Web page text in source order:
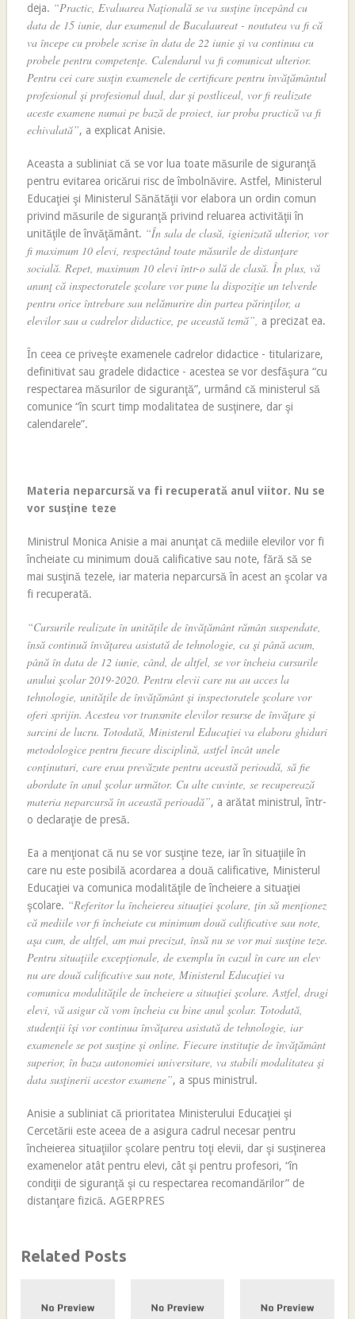
deja. “Practic, Evaluarea Naţională se va susţine începând cu
data de 15 iunie, dar examenul de Bacalaureat - noutatea va fi că
va începe cu probele scrise în data de 22 iunie şi va continua cu
probele pentru competenţe. Calendarul va fi comunicat ulterior.
Pentru cei care susţin examenele de certificare pentru învăţământul
profesional şi profesional dual, dar şi postliceal, vor fi realizate
aceste examene numai pe bază de proiect, iar proba practică va fi
echivalată”, a explicat Anisie.
Aceasta a subliniat că se vor lua toate măsurile de siguranţă
pentru evitarea oricărui risc de îmbolnăvire. Astfel, Ministerul
Educaţiei şi Ministerul Sănătăţii vor elabora un ordin comun
privind măsurile de siguranţă privind reluarea activităţii în
unităţile de învăţământ. “În sala de clasă, igienizată ulterior, vor
fi maximum 10 elevi, respectând toate măsurile de distanţare
socială. Repet, maximum 10 elevi într-o sală de clasă. În plus, vă
anunţ că inspectoratele şcolare vor pune la dispoziţie un telverde
pentru orice întrebare sau nelămurire din partea părinţilor, a
elevilor sau a cadrelor didactice, pe această temă”, a precizat ea.
În ceea ce priveşte examenele cadrelor didactice - titularizare,
definitivat sau gradele didactice - acestea se vor desfăşura “cu
respectarea măsurilor de siguranţă”, urmând că ministerul să
comunice “în scurt timp modalitatea de susţinere, dar şi
calendarele”.
Materia neparcursă va fi recuperată anul viitor. Nu se
vor susţine teze
Ministrul Monica Anisie a mai anunţat că mediile elevilor vor fi
încheiate cu minimum două calificative sau note, fără să se
mai susţină tezele, iar materia neparcursă în acest an şcolar va
fi recuperată.
“Cursurile realizate în unităţile de învăţământ rămân suspendate,
însă continuă învăţarea asistată de tehnologie, ca şi până acum,
până în data de 12 iunie, când, de altfel, se vor încheia cursurile
anului şcolar 2019-2020. Pentru elevii care nu au acces la
tehnologie, unităţile de învăţământ şi inspectoratele şcolare vor
oferi sprijin. Acestea vor transmite elevilor resurse de învăţare şi
sarcini de lucru. Totodată, Ministerul Educaţiei va elabora ghiduri
metodologice pentru fiecare disciplină, astfel încât unele
conţinuturi, care erau prevăzute pentru această perioadă, să fie
abordate în anul şcolar următor. Cu alte cuvinte, se recuperează
materia neparcursă în această perioadă”, a arătat ministrul, într-
o declaraţie de presă.
Ea a menţionat că nu se vor susţine teze, iar în situaţiile în
care nu este posibilă acordarea a două calificative, Ministerul
Educaţiei va comunica modalităţile de încheiere a situaţiei
şcolare. “Referitor la încheierea situaţiei şcolare, ţin să menţionez
că mediile vor fi încheiate cu minimum două calificative sau note,
aşa cum, de altfel, am mai precizat, însă nu se vor mai susţine teze.
Pentru situaţiile excepţionale, de exemplu în cazul în care un elev
nu are două calificative sau note, Ministerul Educaţiei va
comunica modalităţile de încheiere a situaţiei şcolare. Astfel, dragi
elevi, vă asigur că vom încheia cu bine anul şcolar. Totodată,
studenţii îşi vor continua învăţarea asistată de tehnologie, iar
examenele se pot susţine şi online. Fiecare instituţie de învăţământ
superior, în baza autonomiei universitare, va stabili modalitatea şi
data susţinerii acestor examene”, a spus ministrul.
Anisie a subliniat că prioritatea Ministerului Educaţiei şi
Cercetării este aceea de a asigura cadrul necesar pentru
încheierea situaţiilor şcolare pentru toţi elevii, dar şi susţinerea
examenelor atât pentru elevi, cât şi pentru profesori, “în
condiţii de siguranţă şi cu respectarea recomandărilor” de
distanţare fizică. AGERPRES
Related Posts